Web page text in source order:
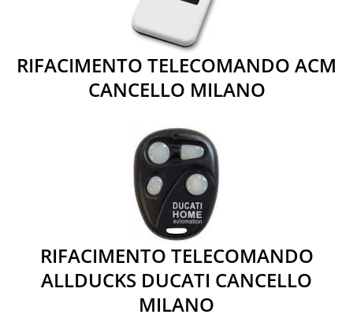
RIFACIMENTO TELECOMANDO ACM
CANCELLO MILANO
RIFACIMENTO TELECOMANDO
ALLDUCKS DUCATI CANCELLO
MILANO